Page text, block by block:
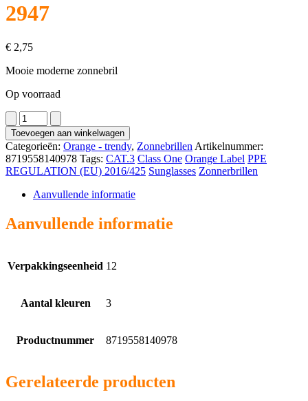
2947
€ 2,75
Mooie moderne zonnebril
Op voorraad
2947
aantal
Toevoegen aan winkelwagen
Categorieën: Orange - trendy, Zonnebrillen Artikelnummer:
8719558140978 Tags: CAT.3 Class One Orange Label PPE
REGULATION (EU) 2016/425 Sunglasses Zonnerbrillen
Aanvullende informatie
Aanvullende informatie
Verpakkingseenheid 12
Aantal kleuren 3
Productnummer 8719558140978
Gerelateerde producten